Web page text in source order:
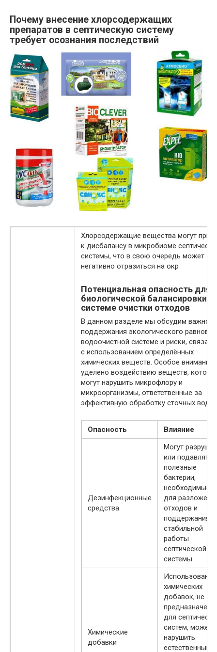
Почему внесение хлорсодержащих
препаратов в септическую систему
требует осознания последствий
Хлорсодержащие вещества могут
к дисбалансу в микробиоме
системы, что в свою очередь может
негативно отразиться на окр
Потенциальная опасность для
биологической балансировки в
системе очистки отходов
В данном разделе мы обсудим
поддержания экологического
водоочистной системе и риски,
с использованием определённых
химических веществ. Особое внимание
уделено воздействию веществ,
могут нарушить микрофлору и
микроорганизмы, ответственные за
эффективную обработку сточных вод.
Опасность Влияние
Дезинфекционные
средства
Могут
или подавлять
полезные
бактерии,
необходимые
для
отходов и
поддержания
стабильной
работы
септической
системы.
Химические
добавки
Использование
химических
добавок, не
для
систем, может
нарушить
естественный